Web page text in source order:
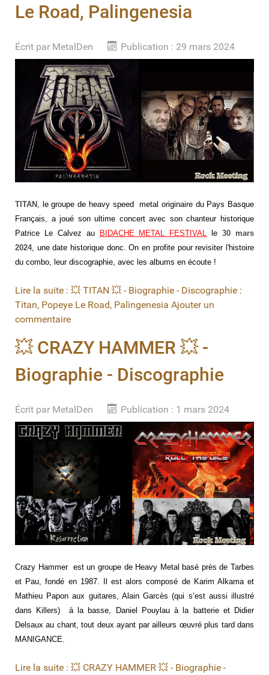
Le Road, Palingenesia
Écrit par MetalDen Publication : 29 mars 2024
TITAN , le groupe de heavy speed metal originaire du Pays Basque
Français, a joué son ultime concert avec son chanteur historique
Patrice Le Calvez au BIDACHE METAL FESTIVAL le30 mars
2024, une date historique donc. On en profite pour revisiter l'histoire
du combo, leur discographie, avec les albums en écoute !
Lire la suite : 💥 TITAN 💥 - Biographie - Discographie :
Titan, Popeye Le Road, Palingenesia Ajouter un
commentaire
💥 CRAZY HAMMER 💥 -
Biographie - Discographie
Écrit par MetalDen Publication : 1 mars 2024
Crazy Hammer est un groupe de Heavy Metal basé près de Tarbes
et Pau, fondé en 1987.
Il est alors composé de Karim Alkama et
Mathieu Papon aux guitares, Alain Garcès (qui s’est aussi illustré
dans Killers) à la basse, Daniel Pouylau à la batterie et Didier
Delsaux au chant, tout deux ayant par ailleurs œuvré plus tard dans
MANIGANCE.
Lire la suite : 💥 CRAZY HAMMER 💥 - Biographie -